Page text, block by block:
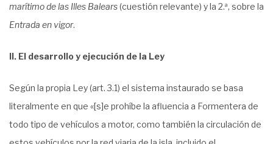
marítimo de las Illes Balears(cuestión relevante) y la 2.ª, sobre la
Entrada en vigor.
II. El desarrollo y ejecución de la Ley
Según la propia Ley (art. 3.1) el sistema instaurado se basa
literalmente en que «[s]e prohíbe la afluencia a Formentera de
todo tipo de vehículos a motor, como también la circulación de